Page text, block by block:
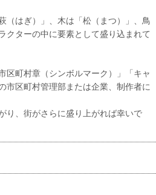
（はぎ）」、木は「松（まつ）」、鳥
クターの中に要素として盛り込まれて
区町村章（シンボルマーク）」「キャ
市区町村管理部または企業、制作者に
り、街がさらに盛り上がれば幸いで